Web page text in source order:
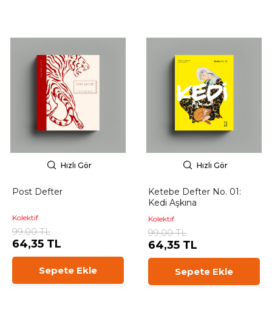
Hızlı Gör
Post Defter
Kolektif
99,00 TL
64,35 TL
Sepete Ekle
Hızlı Gör
Ketebe Defter No. 01:
Kedi Aşkına
Kolektif
99,00 TL
64,35 TL
Sepete Ekle